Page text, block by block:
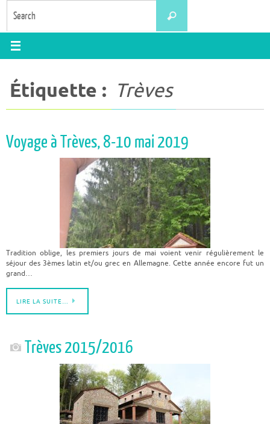
Search
Étiquette : Trèves
Voyage à Trèves, 8-10 mai 2019
Tradition oblige, les premiers jours de mai voient venir régulièrement le
séjour des 3èmes latin et/ou grec en Allemagne. Cette année encore fut un
grand…
LIRE LA SUITE…
Trèves 2015/2016